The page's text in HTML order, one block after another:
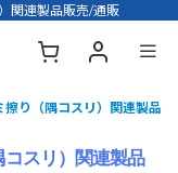
関連製品販売/通販
り（隅コスリ）関連製品
スリ）関連製品